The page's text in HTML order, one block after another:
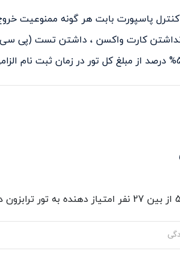
پاسپورت بابت هر گونه ممنوعیت
کارت واکسن ، داشتن تست (پی سی آر) حداکثر
5 از بین 27 نفر امتیاز دهنده به تور